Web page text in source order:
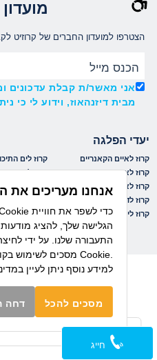
חייג
הצטרפו למועדון החברים של קרוזיט
אני מאשר/ת קבלת עדכונים
מבית דיזנהאוז, וידוע לי
יעדי הפלגה
קרוז לאיים הקאנריים
קרוז לאיים הקריביים
קרוז לאלסקה
קרוז לדרום אמריקה
קרוז לים הבלטי
קרוז לים
קרוז למזרח
קרוז לפיורדים
קרוז לקנדה
אנחנו מעריכים את
הגלישה שלך, להציג
התעבורה שלנו. על ידי
מסכים לשימוש בקובצי Cookie.
למידע נוסף ניתן לעיין
דחה מסכים להכל